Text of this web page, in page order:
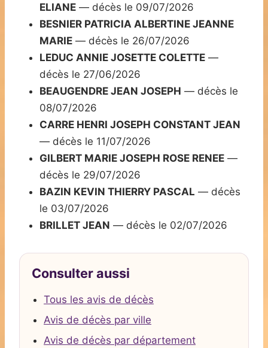
ELIANE — décès le 09/07/2026
BESNIER PATRICIA ALBERTINE JEANNE
MARIE — décès le 26/07/2026
LEDUC ANNIE JOSETTE COLETTE —
décès le 27/06/2026
BEAUGENDRE JEAN JOSEPH — décès le
08/07/2026
CARRE HENRI JOSEPH CONSTANT JEAN
— décès le 11/07/2026
GILBERT MARIE JOSEPH ROSE RENEE —
décès le 29/07/2026
BAZIN KEVIN THIERRY PASCAL — décès
le 03/07/2026
BRILLET JEAN — décès le 02/07/2026
Consulter aussi
Tous les avis de décès
Avis de décès par ville
Avis de décès par département